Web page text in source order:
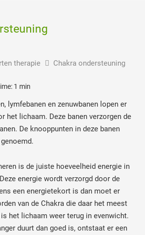
therapie Chakra ondersteuning
1 min
lymfebanen en zenuwbanen lopen er
het lichaam. Deze banen verzorgen de
De knooppunten in deze banen
is de juiste hoeveelheid energie in
energie wordt verzorgd door de
een energietekort is dan moet er
van de Chakra die daar het meest
het lichaam weer terug in evenwicht.
duurt dan goed is, ontstaat er een